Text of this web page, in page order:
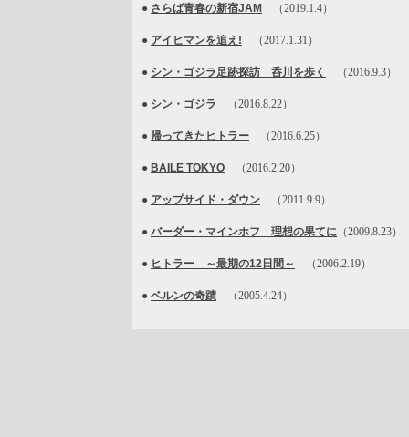
● さらば青春の新宿JAM （2019.1.4）
● アイヒマンを追え! （2017.1.31）
● シン・ゴジラ足跡探訪 呑川を歩く （2016.9.3）
● シン・ゴジラ （2016.8.22）
● 帰ってきたヒトラー （2016.6.25）
● BAILE TOKYO （2016.2.20）
● アップサイド・ダウン （2011.9.9）
● バーダー・マインホフ 理想の果てに （2009.8.23）
● ヒトラー ～最期の12日間～ （2006.2.19）
● ベルンの奇蹟 （2005.4.24）